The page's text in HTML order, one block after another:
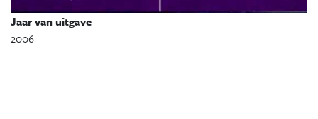
Jaar van uitgave
2006